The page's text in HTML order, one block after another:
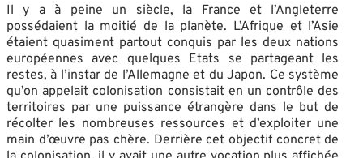
Il y a à peine un siècle, la France et l’Angleterre
possédaient la moitié de la planète. L’Afrique et l’Asie
étaient quasiment partout conquis par les deux nations
européennes avec quelques Etats se partageant les
restes, à l’instar de l’Allemagne et du Japon. Ce système
qu’on appelait colonisation consistait en un contrôle des
territoires par une puissance étrangère dans le but de
récolter les nombreuses ressources et d’exploiter une
main d’œuvre pas chère. Derrière cet objectif concret de